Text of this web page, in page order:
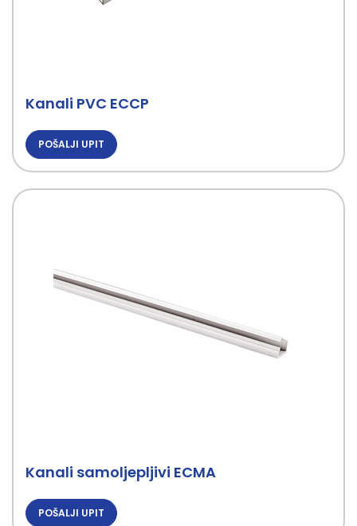
Kanali PVC ECCP
POŠALJI UPIT
Kanali samoljepljivi ECMA
POŠALJI UPIT